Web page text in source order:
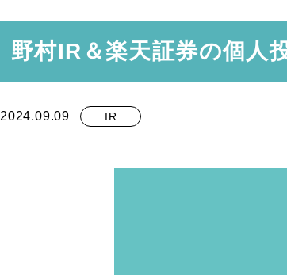
野村IR＆楽天証券の個人
2024.09.09 IR